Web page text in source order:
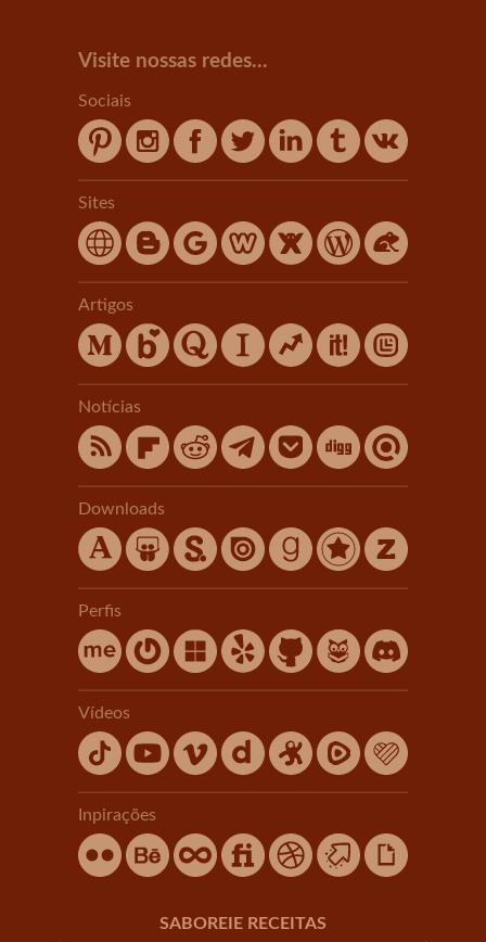
Visite nossas redes...
Sociais
Sites
Artigos
Notícias
Downloads
Perfis
Vídeos
Inpirações
SABOREIE RECEITAS